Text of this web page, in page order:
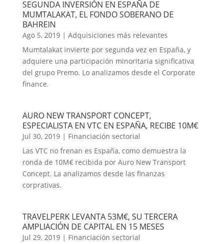
SEGUNDA INVERSIÓN EN ESPAÑA DE
MUMTALAKAT, EL FONDO SOBERANO DE
BAHREIN
Ago 5, 2019| Adquisiciones más relevantes
Mumtalakat invierte por segunda vez en España, y
adquiere una participación minoritaria significativa
del grupo Premo. Lo analizamos desde el Corporate
finance.
AURO NEW TRANSPORT CONCEPT,
ESPECIALISTA EN VTC EN ESPAÑA, RECIBE 10M€
Jul 30, 2019| Financiación sectorial
Las VTC no frenan es España, como demuestra la
ronda de 10M€ recibida por Auro New Transport
Concept. La analizamos desde las finanzas
corprativas.
TRAVELPERK LEVANTA 53M€, SU TERCERA
AMPLIACIÓN DE CAPITAL EN 15 MESES
Jul 29, 2019| Financiación sectorial